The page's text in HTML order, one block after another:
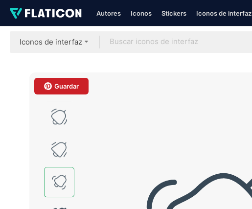
Autores Iconos Stickers Iconos de interfaz
Iconos de interfaz
Guardar